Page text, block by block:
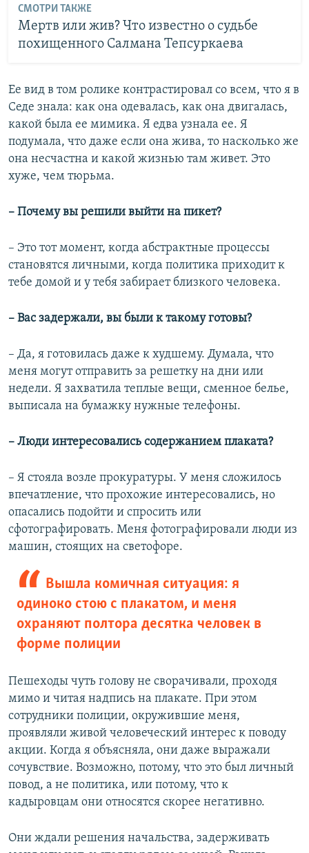
СМОТРИ ТАКЖЕ
Мертв или жив? Что известно о судьбе
похищенного Салмана Тепсуркаева
Ее вид в том ролике контрастировал со всем, что я в
Седе знала: как она одевалась, как она двигалась,
какой была ее мимика. Я едва узнала ее. Я
подумала, что даже если она жива, то насколько же
она несчастна и какой жизнью там живет. Это
хуже, чем тюрьма.
– Почему вы решили выйти на пикет?
– Это тот момент, когда абстрактные процессы
становятся личными, когда политика приходит к
тебе домой и у тебя забирает близкого человека.
– Вас задержали, вы были к такому готовы?
– Да, я готовилась даже к худшему. Думала, что
меня могут отправить за решетку на дни или
недели. Я захватила теплые вещи, сменное белье,
выписала на бумажку нужные телефоны.
– Люди интересовались содержанием плаката?
– Я стояла возле прокуратуры. У меня сложилось
впечатление, что прохожие интересовались, но
опасались подойти и спросить или
сфотографировать. Меня фотографировали люди из
машин, стоящих на светофоре.
Вышла комичная ситуация: я
одиноко стою с плакатом, и меня
охраняют полтора десятка человек в
форме полиции
Пешеходы чуть голову не сворачивали, проходя
мимо и читая надпись на плакате. При этом
сотрудники полиции, окружившие меня,
проявляли живой человеческий интерес к поводу
акции. Когда я объясняла, они даже выражали
сочувствие. Возможно, потому, что это был личный
повод, а не политика, или потому, что к
кадыровцам они относятся скорее негативно.
Они ждали решения начальства, задерживать